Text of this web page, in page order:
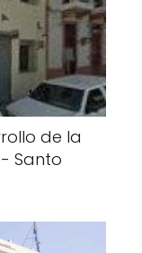
de la
- Santo